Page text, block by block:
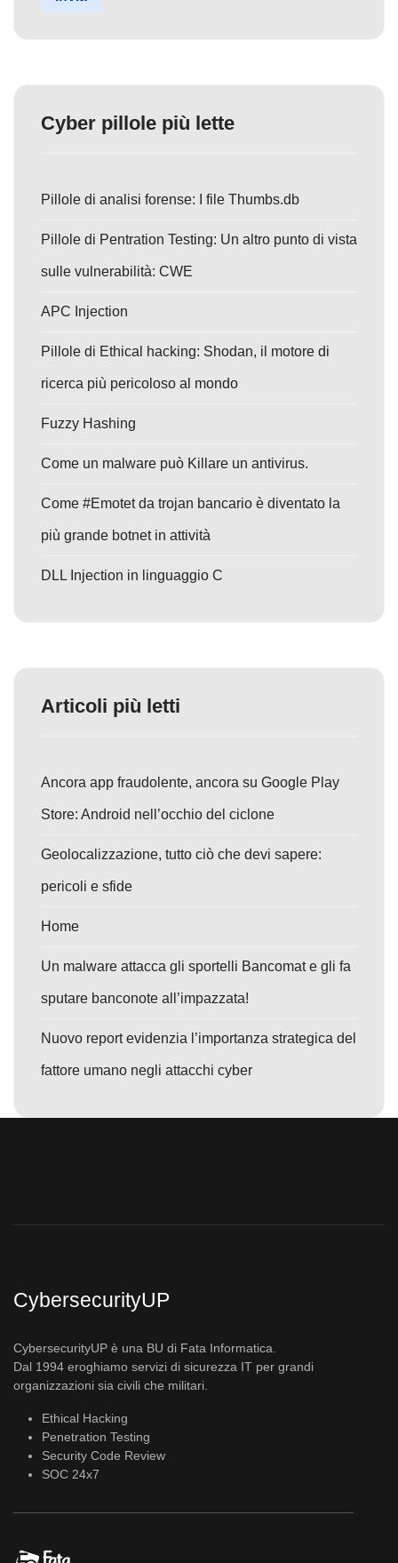
Cyber pillole più lette
Pillole di analisi forense: I file Thumbs.db
Pillole di Pentration Testing: Un altro punto di vista
sulle vulnerabilità: CWE
APC Injection
Pillole di Ethical hacking: Shodan, il motore di
ricerca più pericoloso al mondo
Fuzzy Hashing
Come un malware può Killare un antivirus.
Come #Emotet da trojan bancario è diventato la
più grande botnet in attività
DLL Injection in linguaggio C
Articoli più letti
Ancora app fraudolente, ancora su Google Play
Store: Android nell’occhio del ciclone
Geolocalizzazione, tutto ciò che devi sapere:
pericoli e sfide
Home
Un malware attacca gli sportelli Bancomat e gli fa
sputare banconote all’impazzata!
Nuovo report evidenzia l’importanza strategica del
fattore umano negli attacchi cyber
CybersecurityUP
CybersecurityUP è una BU di Fata Informatica.
Dal 1994 eroghiamo servizi di sicurezza IT per grandi
organizzazioni sia civili che militari.
Ethical Hacking
Penetration Testing
Security Code Review
SOC 24x7